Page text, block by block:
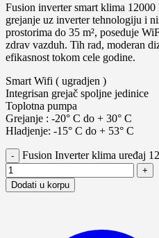
Fusion inverter smart klima
grejanje uz inverter tehnologiju i
prostorima do 35 m², poseduje
zdrav vazduh. Tih rad, moderan
efikasnost tokom cele godine.
Smart Wifi ( ugradjen )
Integrisan grejač spoljne jedinice
Toplotna pumpa
Grejanje : -20° C do + 30° C
Hladjenje: -15° C do + 53° C
Fusion Inverter klima uređaj
Dodati u korpu